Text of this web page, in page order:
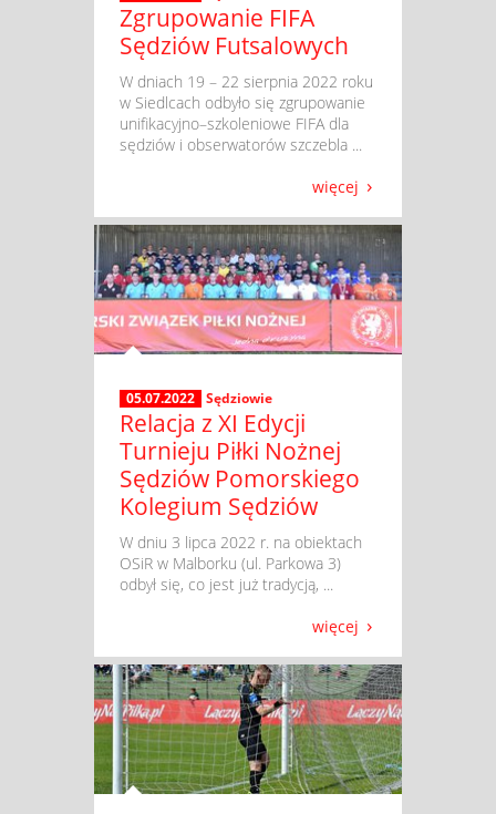
Zgrupowanie FIFA
Sędziów Futsalowych
​ W dniach 19 – 22 sierpnia 2022 roku
w Siedlcach odbyło się zgrupowanie
unifikacyjno–szkoleniowe FIFA dla
sędziów i obserwatorów szczebla ...
więcej
05.07.2022 Sędziowie
Relacja z XI Edycji
Turnieju Piłki Nożnej
Sędziów Pomorskiego
Kolegium Sędziów
​ W dniu 3 lipca 2022 r. na obiektach
OSiR w Malborku (ul. Parkowa 3)
odbył się, co jest już tradycją, ...
więcej